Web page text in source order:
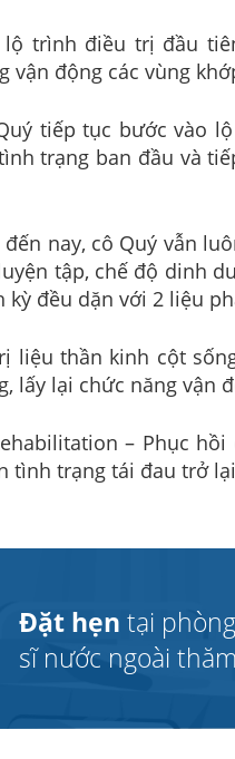
lộ trình điều trị đầu
vận động các vùng
tiếp tục bước vào
trạng ban đầu và
đến nay, cô Quý vẫn
tập, chế độ dinh
kỳ đều dặn với 2 liệu
liệu thần kinh cột
lấy lại chức năng vận
– Phục
tình trạng tái đau trở
Đặt hẹn tại
sĩ nước ngoài